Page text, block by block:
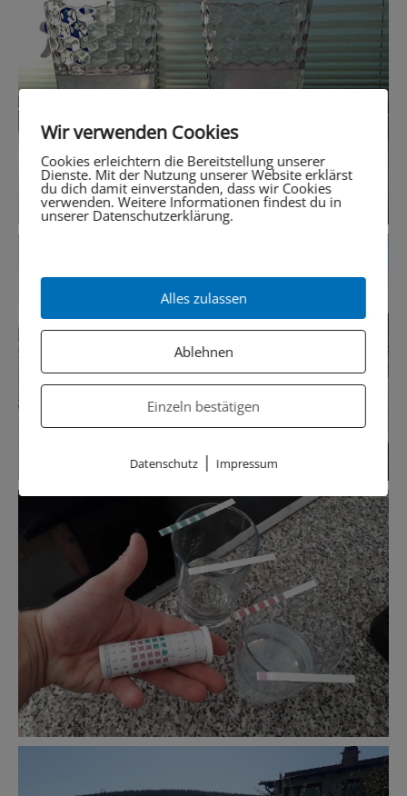
Wir verwenden Cookies
Cookies erleichtern die Bereitstellung unserer
Dienste. Mit der Nutzung unserer Website erklärst
du dich damit einverstanden, dass wir Cookies
verwenden. Weitere Informationen findest du in
unserer Datenschutzerklärung.
Alles zulassen
Ablehnen
Einzeln bestätigen
Datenschutz| Impressum